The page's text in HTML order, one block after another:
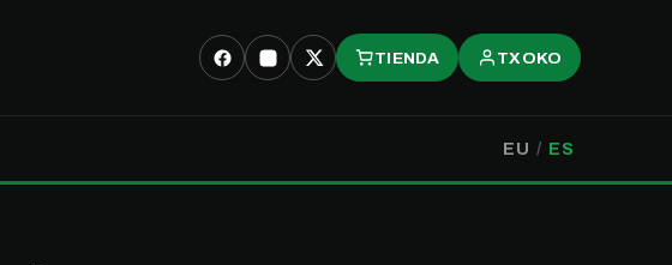
TIENDA TXOKO
EU / ES